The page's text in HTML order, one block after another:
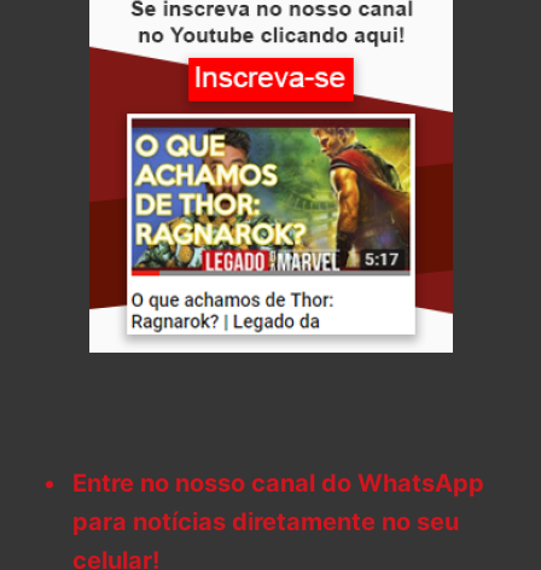
Entre no nosso canal do WhatsApp
para notícias diretamente no seu
celular!